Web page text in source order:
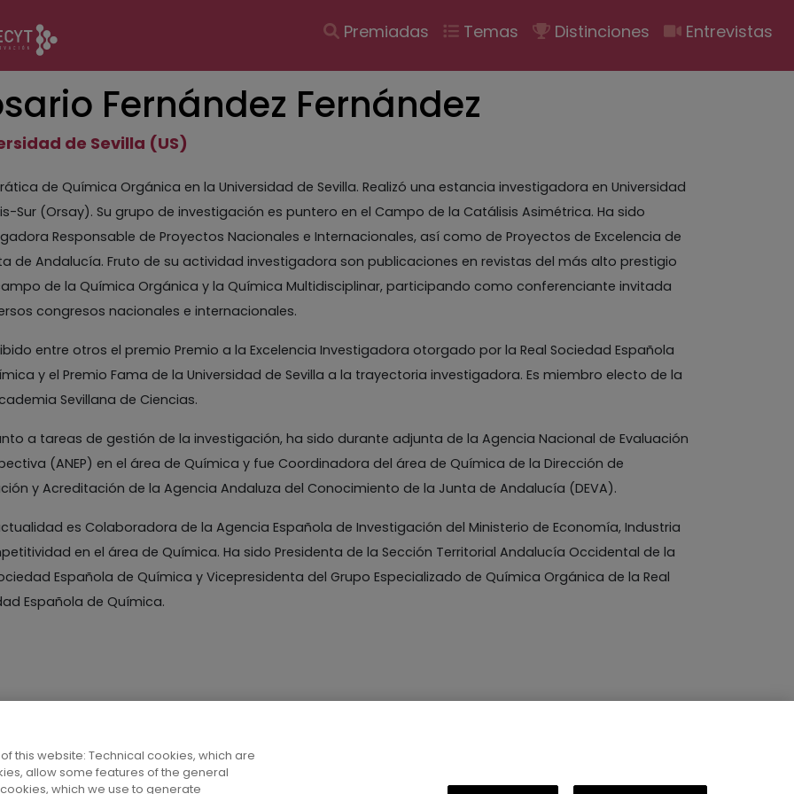
Navegación
principal
Premiadas Temas Distinciones Entrevistas
Fernández Fernández
de Sevilla (US)
de Química Orgánica en la Universidad de Sevilla. Realizó una estancia investigadora en Universidad
Sur (Orsay). Su grupo de investigación es puntero en el Campo de la Catálisis Asimétrica. Ha sido
Responsable de Proyectos Nacionales e Internacionales, así como de Proyectos de Excelencia de
de Andalucía. Fruto de su actividad investigadora son publicaciones en revistas del más alto prestigio
de la Química Orgánica y la Química Multidisciplinar, participando como conferenciante invitada
congresos nacionales e internacionales.
entre otros el premio Premio a la Excelencia Investigadora otorgado por la Real Sociedad Española
y el Premio Fama de la Universidad de Sevilla a la trayectoria investigadora. Es miembro electo de la
Sevillana de Ciencias.
a tareas de gestión de la investigación, ha sido durante adjunta de la Agencia Nacional de Evaluación
(ANEP) en el área de Química y fue Coordinadora del área de Química de la Dirección de
y Acreditación de la Agencia Andaluza del Conocimiento de la Junta de Andalucía (DEVA).
es Colaboradora de la Agencia Española de Investigación del Ministerio de Economía, Industria
en el área de Química. Ha sido Presidenta de la Sección Territorial Andalucía Occidental de la
Española de Química y Vicepresidenta del Grupo Especializado de Química Orgánica de la Real
Española de Química.
this website: Technical cookies, which are
allow some features of the general
which we use to generate